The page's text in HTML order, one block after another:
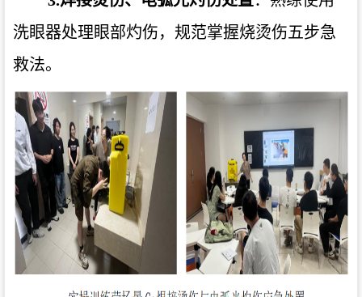
洗眼器处理眼部灼伤，规范掌握烧烫伤五步急
救法。